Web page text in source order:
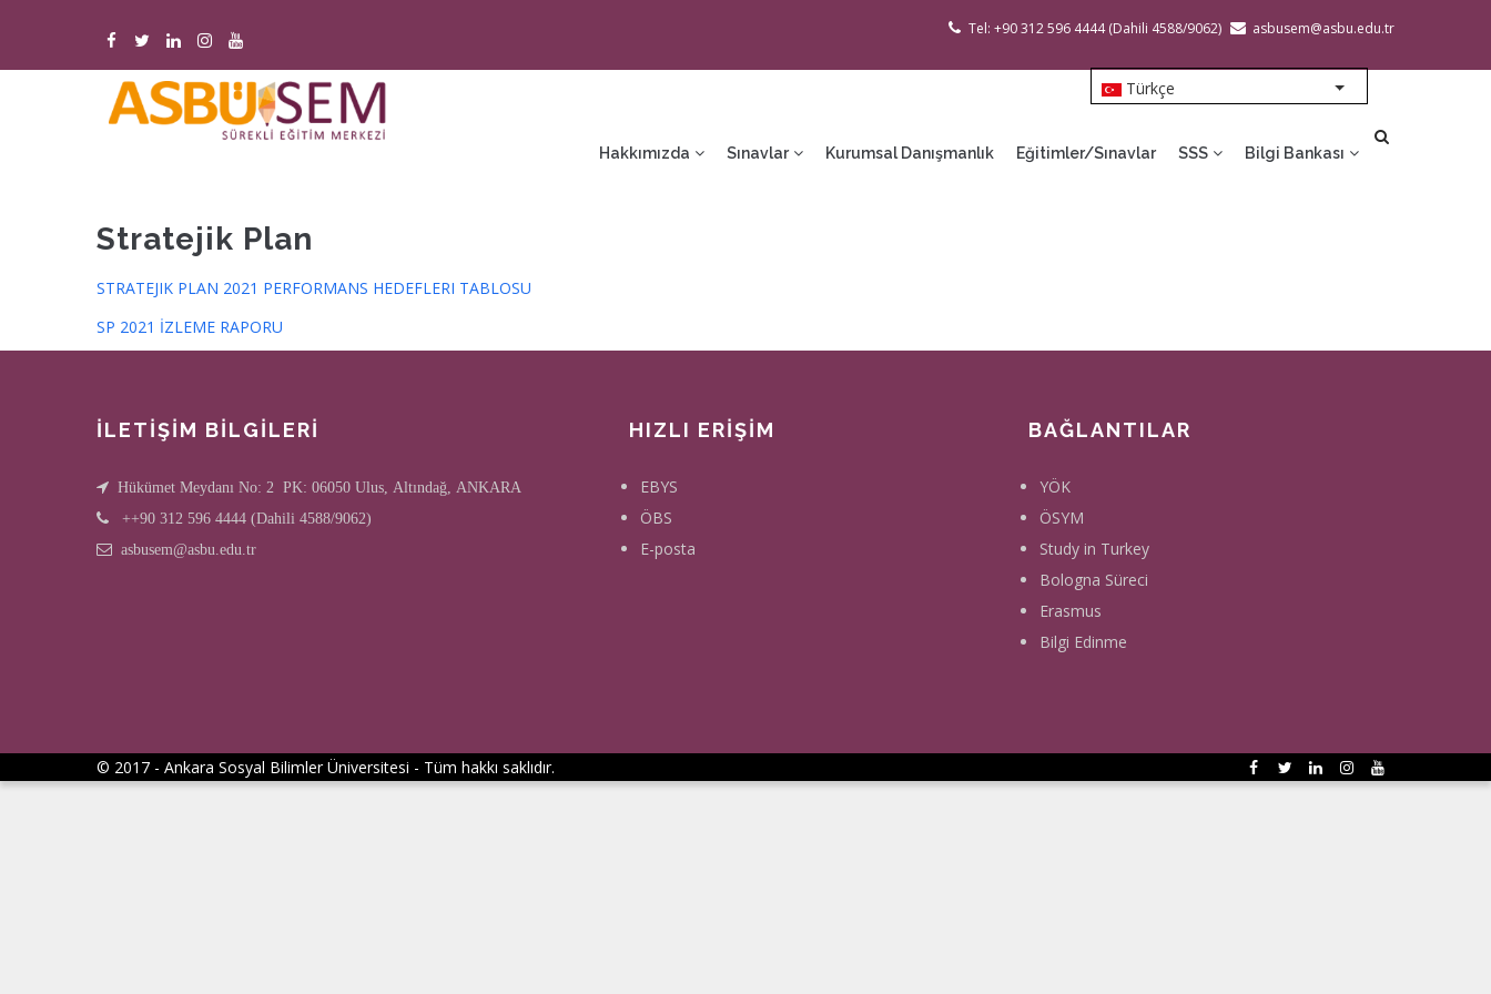
atla
Tel: +90 312 596 4444 (Dahili 4588/9062) asbusem@asbu.edu.tr
Türkçe
List additional
Hakkımızda Sınavlar Kurumsal Danışmanlık Eğitimler/Sınavlar SSS Bilgi Bankası
Stratejik Plan
STRATEJIK PLAN 2021 PERFORMANS HEDEFLERI TABLOSU
SP 2021 İZLEME RAPORU
İLETİŞİM BİLGİLERİ
Hükümet Meydanı No: 2 PK: 06050 Ulus, Altındağ, ANKARA
++90 312 596 4444 (Dahili 4588/9062)
asbusem@asbu.edu.tr
HIZLI ERİŞİM
EBYS
ÖBS
E-posta
BAĞLANTILAR
YÖK
ÖSYM
Study in Turkey
Bologna Süreci
Erasmus
Bilgi Edinme
© 2017 - Ankara Sosyal Bilimler Üniversitesi - Tüm hakkı saklıdır.